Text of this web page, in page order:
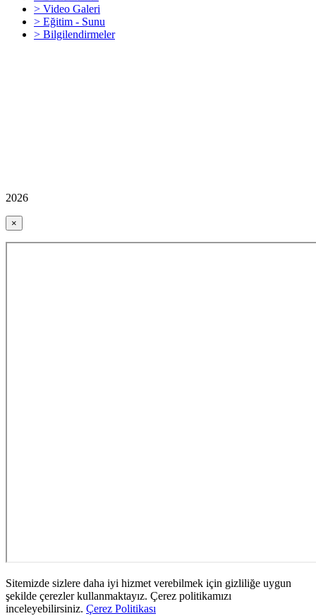
> Video Galeri
> Eğitim - Sunu
> Bilgilendirmeler
2026
×
Sitemizde sizlere daha iyi hizmet verebilmek için gizliliğe uygun
şekilde çerezler kullanmaktayız. Çerez politikamızı
inceleyebilirsiniz. Çerez Politikası